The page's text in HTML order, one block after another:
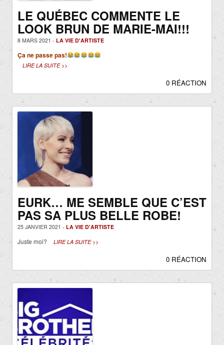
LE QUÉBEC COMMENTE LE
LOOK BRUN DE MARIE-MAI!!!
8 MARS 2021 - LA VIE D'ARTISTE
Ça ne passe pas!
LIRE LA SUITE >>
0 RÉACTION
EURK… ME SEMBLE QUE C’EST
PAS SA PLUS BELLE ROBE!
25 JANVIER 2021 - LA VIE D'ARTISTE
Juste moi? LIRE LA SUITE >>
0 RÉACTION